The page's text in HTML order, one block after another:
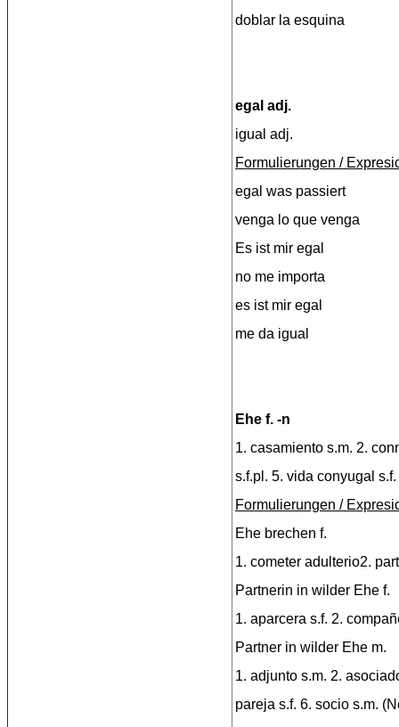
doblar la esquina
egal adj.
igual adj.
Formulierungen /
egal was passiert
venga lo que venga
Es ist mir egal
no me importa
es ist mir egal
me da igual
Ehe f. -n
1. casamiento s.m. 2.
s.f.pl. 5. vida conyugal s.f.
Formulierungen /
Ehe brechen f.
1. cometer adulterio2.
Partnerin in wilder Ehe f.
1. aparcera s.f. 2.
Partner in wilder Ehe m.
1. adjunto s.m. 2.
pareja s.f. 6. socio s.m.